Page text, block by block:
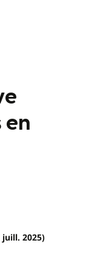
en
2025)